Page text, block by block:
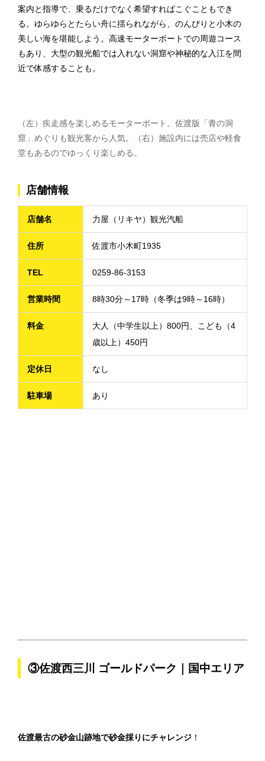
案内と指導で、乗るだけでなく希望すればこぐこともでき
る。ゆらゆらとたらい舟に揺られながら、のんびりと小木の
美しい海を堪能しよう。高速モーターボートでの周遊コース
もあり、大型の観光船では入れない洞窟や神秘的な入江を間
近で体感することも。
（左）疾走感を楽しめるモーターボート。佐渡版「青の洞
窟」めぐりも観光客から人気。（右）施設内には売店や軽食
堂もあるのでゆっくり楽しめる。
店舗情報
店舗名 力屋（リキヤ）観光汽船
住所 佐渡市小木町1935
TEL 0259-86-3153
営業時間 8時30分～17時（冬季は9時～16時）
料金
大人（中学生以上）800円、こども（4
歳以上）450円
定休日 なし
駐車場 あり
③佐渡西三川 ゴールドパーク｜国中エリア
佐渡最古の砂金山跡地で砂金採りにチャレンジ ！